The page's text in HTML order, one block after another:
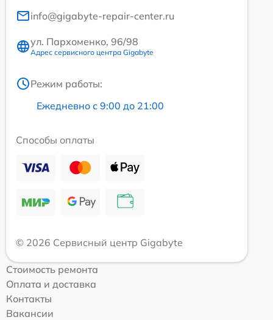
info@gigabyte-repair-center.ru
ул. Пархоменко, 96/98
Адрес сервисного центра Gigabyte
Режим работы:
Ежедневно с 9:00 до 21:00
Способы оплаты
© 2026 Сервисный центр Gigabyte
Стоимость ремонта
Оплата и доставка
Контакты
Вакансии